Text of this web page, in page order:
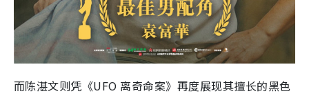
而陈湛文则凭《UFO 离奇命案》再度展现其擅长的黑色